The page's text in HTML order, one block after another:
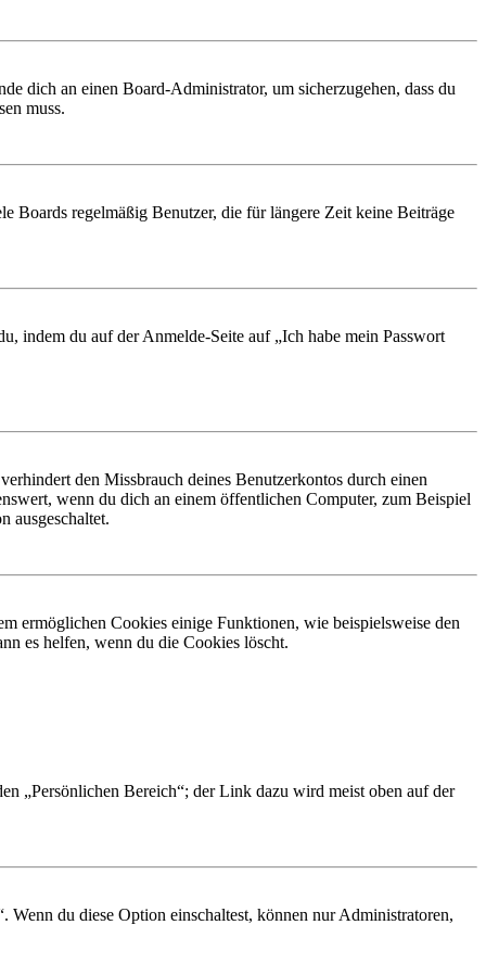
dich an einen Board-Administrator, um sicherzugehen, dass du
muss.
Boards regelmäßig Benutzer, die für längere Zeit keine Beiträge
indem du auf der Anmelde-Seite auf „Ich habe mein Passwort
den Missbrauch deines Benutzerkontos durch einen
wenn du dich an einem öffentlichen Computer, zum Beispiel
ausgeschaltet.
ermöglichen Cookies einige Funktionen, wie beispielsweise den
es helfen, wenn du die Cookies löscht.
„Persönlichen Bereich“; der Link dazu wird meist oben auf der
du diese Option einschaltest, können nur Administratoren,